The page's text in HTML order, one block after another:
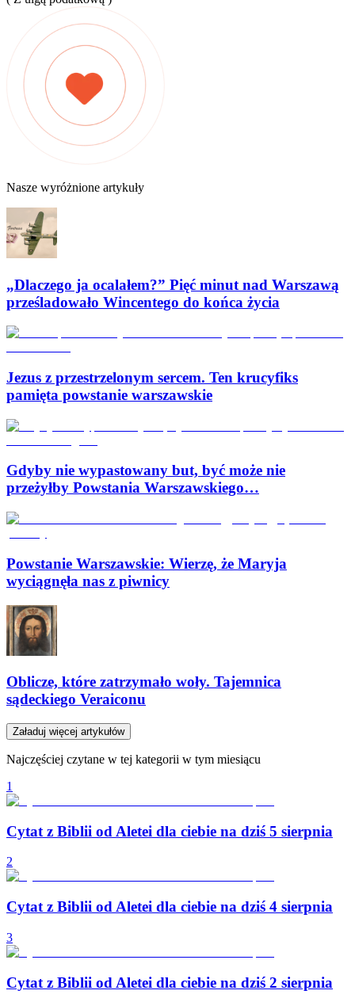
Nasze wyróżnione artykuły
„Dlaczego ja ocalałem?” Pięć minut nad Warszawą
prześladowało Wincentego do końca życia
Jezus z przestrzelonym sercem. Ten krucyfiks
pamięta powstanie warszawskie
Gdyby nie wypastowany but, być może nie
przeżyłby Powstania Warszawskiego…
Powstanie Warszawskie: Wierzę, że Maryja
wyciągnęła nas z piwnicy
Oblicze, które zatrzymało woły. Tajemnica
sądeckiego Veraiconu
Załaduj więcej artykułów
Najczęściej czytane w tej kategorii w tym miesiącu
1
Cytat z Biblii od Aletei dla ciebie na dziś 5 sierpnia
2
Cytat z Biblii od Aletei dla ciebie na dziś 4 sierpnia
3
Cytat z Biblii od Aletei dla ciebie na dziś 2 sierpnia